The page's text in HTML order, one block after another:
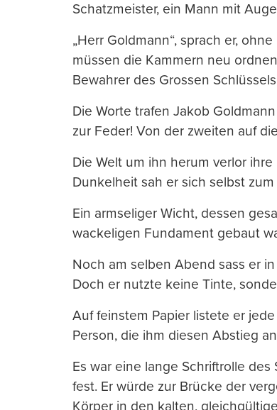
Schatzmeister, ein Mann mit
„Herr Goldmann“, sprach er,
müssen die Kammern neu
Bewahrer des Grossen
Die Worte trafen Jakob
zur Feder! Von der zweiten auf
Die Welt um ihn herum verlor
Dunkelheit sah er sich selbst
Ein armseliger Wicht, dessen
wackeligen Fundament gebaut
Noch am selben Abend sass er
Doch er nutzte keine Tinte,
Auf feinstem Papier listete er
Person, die ihm diesen Abstieg
Es war eine lange Schriftrolle
fest. Er würde zur Brücke der
Körper in den kalten,